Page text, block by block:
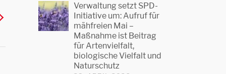
Verwaltung setzt SPD-
Initiative um: Aufruf für
mähfreien Mai –
Maßnahme ist Beitrag
für Artenvielfalt,
biologische Vielfalt und
Naturschutz